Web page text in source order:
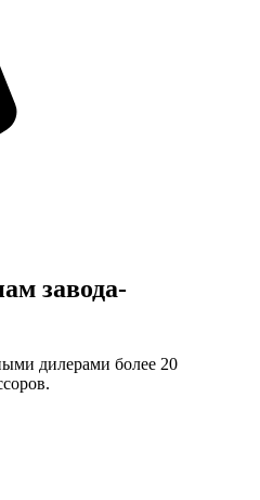
завода-
дилерами более 20